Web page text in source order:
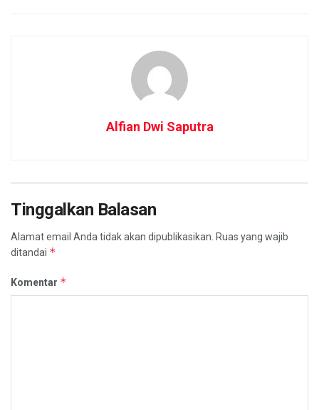
Alfian Dwi Saputra
Tinggalkan Balasan
Alamat email Anda tidak akan dipublikasikan. Ruas yang wajib
ditandai *
Komentar *